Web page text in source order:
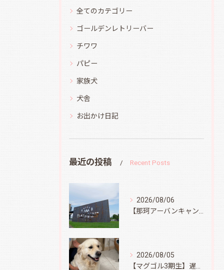
全てのカテゴリー
ゴールデンレトリーバー
チワワ
パピー
家族犬
犬舎
お出かけ日記
最近の投稿 Recent Posts
2026/08/06
2026/08/05